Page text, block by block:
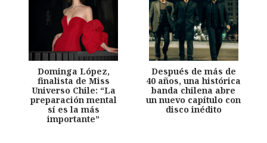
Dominga López,
finalista de Miss
Universo Chile: “La
preparación mental
sí es la más
importante”
Después de más de
40 años, una histórica
banda chilena abre
un nuevo capítulo con
disco inédito